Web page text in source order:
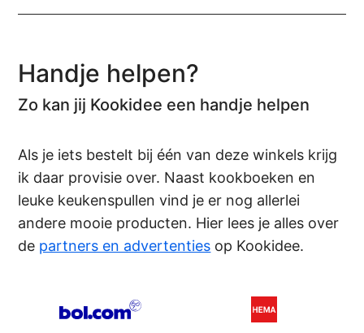
Handje helpen?
Zo kan jij Kookidee een handje helpen
Als je iets bestelt bij één van deze winkels krijg
ik daar provisie over. Naast kookboeken en
leuke keukenspullen vind je er nog allerlei
andere mooie producten. Hier lees je alles over
de partners en advertenties op Kookidee.